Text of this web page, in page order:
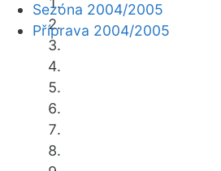
Sezóna 2004/2005
Příprava 2004/2005